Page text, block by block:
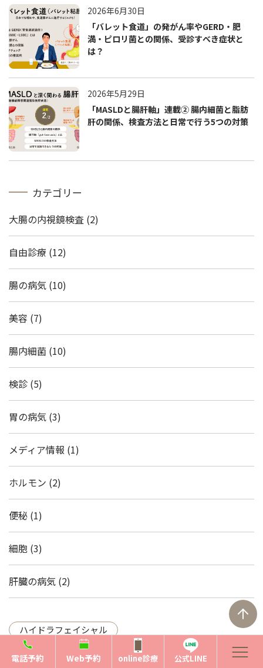
2026年6月30日
「バレット食道」の発がん率やGERD・肥
満・ピロリ菌との関係、受診すべき症状と
は？
2026年5月29日
「MASLDと腸肝軸」連載② 腸内細菌と脂肪
肝の関係、検査方法と日常で行う5つの対策
カテゴリー
大腸の内視鏡検査 (2)
自由診療 (12)
腸の病気 (10)
美容 (7)
腸内細菌 (10)
検診 (5)
胃の病気 (3)
メディア情報 (1)
ホルモン (2)
便秘 (1)
細胞 (3)
肝臓の病気 (2)
ハイドラフェイシャル
電話予約 Web予約 online診療 公式LINE